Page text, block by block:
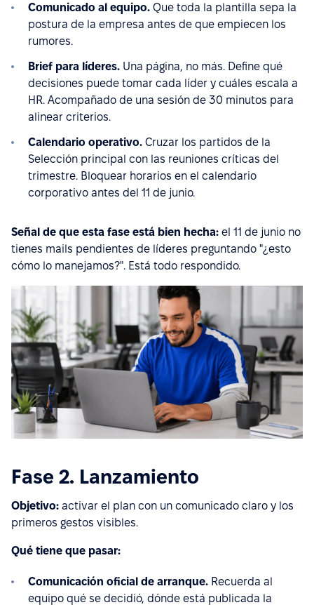
Comunicado al equipo. Que toda la plantilla sepa la
postura de la empresa antes de que empiecen los
rumores.
Brief para líderes. Una página, no más. Define qué
decisiones puede tomar cada líder y cuáles escala a
HR. Acompañado de una sesión de 30 minutos para
alinear criterios.
Calendario operativo. Cruzar los partidos de la
Selección principal con las reuniones críticas del
trimestre. Bloquear horarios en el calendario
corporativo antes del 11 de junio.
Señal de que esta fase está bien hecha: el 11 de junio no
tienes mails pendientes de líderes preguntando "¿esto
cómo lo manejamos?". Está todo respondido.
Fase 2. Lanzamiento
Objetivo: activar el plan con un comunicado claro y los
primeros gestos visibles.
Qué tiene que pasar:
Comunicación oficial de arranque. Recuerda al
equipo qué se decidió, dónde está publicada la